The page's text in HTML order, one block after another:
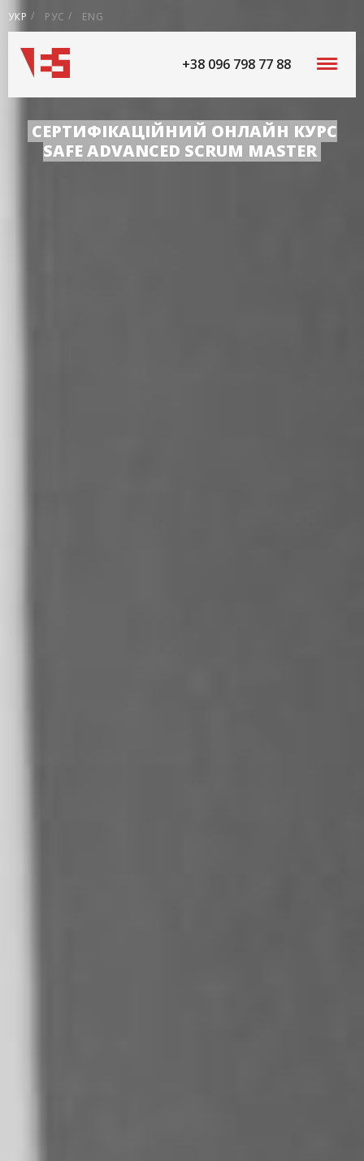
УКР РУС ENG
+38 096 798 77 88
СЕРТИФІКАЦІЙНИЙ ОНЛАЙН КУРС
SAFE ADVANCED SCRUM MASTER